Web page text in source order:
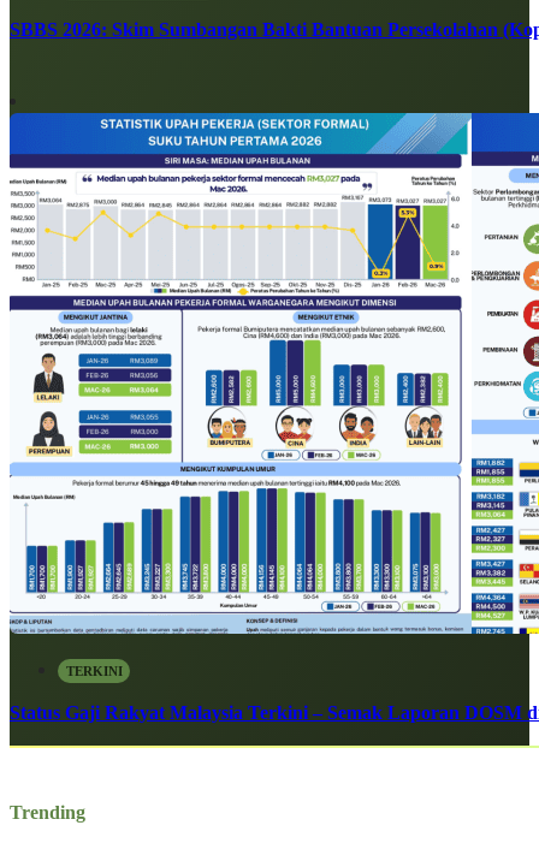
SBBS 2026: Skim Sumbangan Bakti Bantuan Persekolahan
TERKINI
Status Gaji Rakyat Malaysia Terkini – Semak Laporan DOSM
Trending